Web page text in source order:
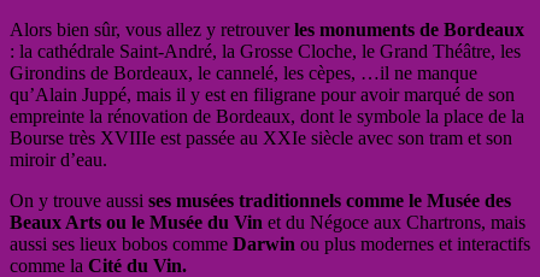
Alors bien sûr, vous allez y retrouverles monuments de Bordeaux
: la cathédrale Saint-André, la Grosse Cloche, le Grand Théâtre, les
Girondins de Bordeaux, le cannelé, les cèpes, …il ne manque
qu’Alain Juppé, mais il y est en filigrane pour avoir marqué de son
empreinte la rénovation de Bordeaux, dont le symbole la place de la
Bourse très XVIIIe est passée au XXIe siècle avec son tram et son
miroir d’eau.
On y trouve aussi ses musées traditionnels comme le Musée des
Beaux Arts ou le Musée du Vin et du Négoce aux Chartrons, mais
aussi ses lieux bobos comme Darwin ou plus modernes et interactifs
comme la Cité du Vin.